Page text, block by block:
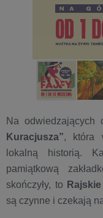
Na odwiedzających
Kuracjusza”, która
lokalną historią.
pamiątkową
skończyły, to
są czynne i czekają